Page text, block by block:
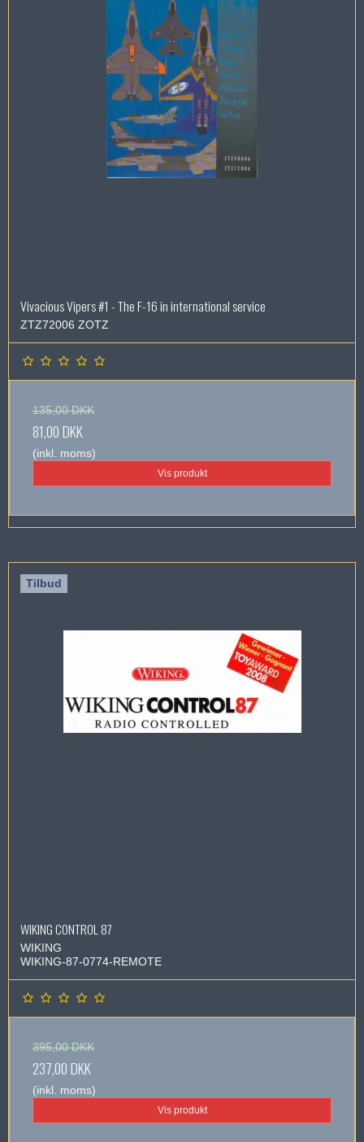
Vivacious Vipers #1 - The F-16 in international service
ZTZ72006 ZOTZ
135,00 DKK
81,00 DKK
(inkl. moms)
Vis produkt
Tilbud
WIKING CONTROL 87
WIKING
WIKING-87-0774-REMOTE
395,00 DKK
237,00 DKK
(inkl. moms)
Vis produkt